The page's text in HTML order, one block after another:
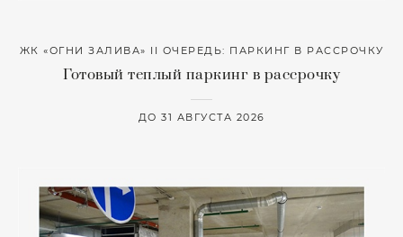
ЖК «ОГНИ ЗАЛИВА» II ОЧЕРЕДЬ: ПАРКИНГ В РАССРОЧКУ
Готовый теплый паркинг в рассрочку
ДО 31 АВГУСТА 2026